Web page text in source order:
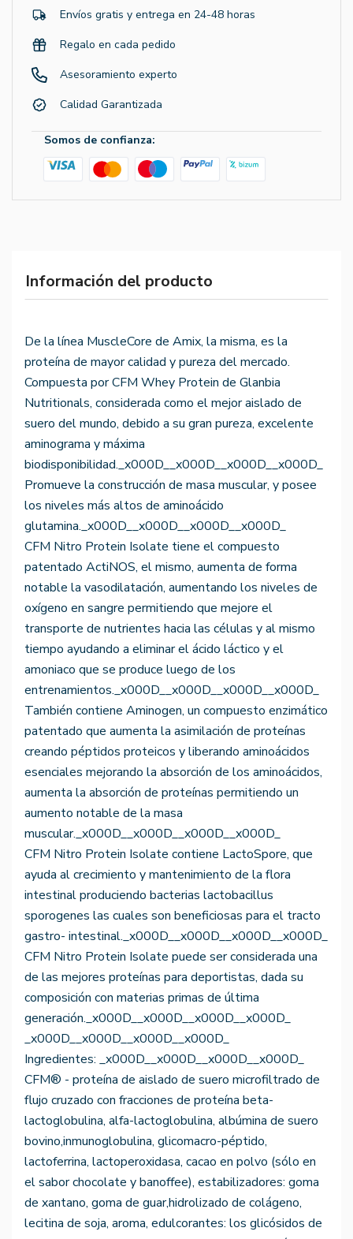
Envíos gratis y entrega en 24-48 horas
Regalo en cada pedido
Asesoramiento experto
Calidad Garantizada
Somos de confianza:
Información del producto
De la línea MuscleCore de Amix, la misma, es la
proteína de mayor calidad y pureza del mercado.
Compuesta por CFM Whey Protein de Glanbia
Nutritionals, considerada como el mejor aislado de
suero del mundo, debido a su gran pureza, excelente
aminograma y máxima
biodisponibilidad._x000D__x000D__x000D__x000D_
Promueve la construcción de masa muscular, y posee
los niveles más altos de aminoácido
glutamina._x000D__x000D__x000D__x000D_
CFM Nitro Protein Isolate tiene el compuesto
patentado ActiNOS, el mismo, aumenta de forma
notable la vasodilatación, aumentando los niveles de
oxígeno en sangre permitiendo que mejore el
transporte de nutrientes hacia las células y al mismo
tiempo ayudando a eliminar el ácido láctico y el
amoniaco que se produce luego de los
entrenamientos._x000D__x000D__x000D__x000D_
También contiene Aminogen, un compuesto enzimático
patentado que aumenta la asimilación de proteínas
creando péptidos proteicos y liberando aminoácidos
esenciales mejorando la absorción de los aminoácidos,
aumenta la absorción de proteínas permitiendo un
aumento notable de la masa
muscular._x000D__x000D__x000D__x000D_
CFM Nitro Protein Isolate contiene LactoSpore, que
ayuda al crecimiento y mantenimiento de la flora
intestinal produciendo bacterias lactobacillus
sporogenes las cuales son beneficiosas para el tracto
gastro- intestinal._x000D__x000D__x000D__x000D_
CFM Nitro Protein Isolate puede ser considerada una
de las mejores proteínas para deportistas, dada su
composición con materias primas de última
generación._x000D__x000D__x000D__x000D_
_x000D__x000D__x000D__x000D_
Ingredientes: _x000D__x000D__x000D__x000D_
CFM® - proteína de aislado de suero microfiltrado de
flujo cruzado con fracciones de proteína beta-
lactoglobulina, alfa-lactoglobulina, albúmina de suero
bovino,inmunoglobulina, glicomacro-péptido,
lactoferrina, lactoperoxidasa, cacao en polvo (sólo en
el sabor chocolate y banoffee), estabilizadores: goma
de xantano, goma de guar,hidrolizado de colágeno,
lecitina de soja, aroma, edulcorantes: los glicósidos de